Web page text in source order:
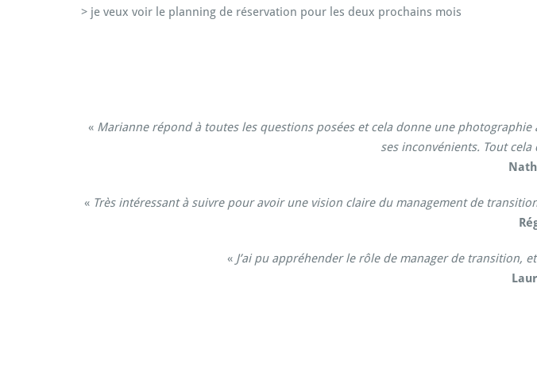
> je veux voir le planning de réservation pour les deux prochains mois
« Marianne répond à toutes les questions posées et cela donne une
ses inconvénients. Tout
« Très intéressant à suivre pour avoir une vision claire du management de
« J’ai pu appréhender le rôle de manager de transition,